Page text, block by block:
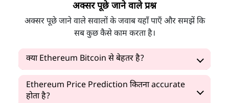
अक्सर पूछे जाने वाले प्रश्न
अक्सर पूछे जाने वाले सवालों के जवाब यहाँ पाएँ और समझें कि
सब कुछ कैसे काम करता है।
क्या Ethereum Bitcoin से बेहतर है?
Ethereum Price Prediction कितना accurate
होता है?